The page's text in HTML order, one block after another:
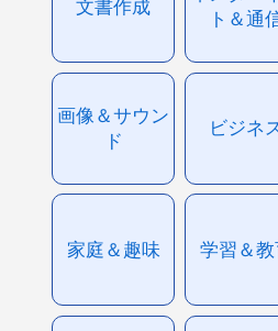
文書作成
ト＆通
画像＆サウン
ド
ビジネ
家庭＆趣味 学習＆